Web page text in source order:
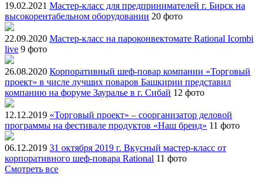
19.02.2021 Мастер-класс для предпринимателей г. Бирск на
высокорентабельном оборудовании 20 фото
22.09.2020 Мастер-класс на пароконвектомате Rational Icombi
live 9 фото
26.08.2020 Корпоративный шеф-повар компании «Торговый
проект» в числе лучших поваров Башкирии представил
компанию на форуме Зауралье в г. Сибай 12 фото
12.12.2019 «Торговый проект» – соорганизатор деловой
программы на фестивале продуктов «Наш бренд» 11 фото
06.12.2019 31 октября 2019 г. Вкусный мастер-класс от
корпоративного шеф-повара Rational 11 фото
Смотреть все